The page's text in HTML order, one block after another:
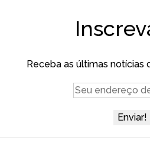
Receba as últimas notícias